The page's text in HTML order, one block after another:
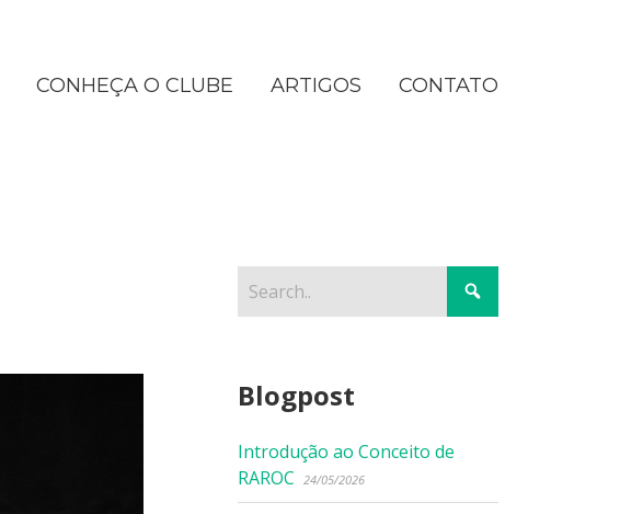
CONHEÇA O CLUBE ARTIGOS CONTATO
Blogpost
Introdução ao Conceito de
RAROC
24/05/2026